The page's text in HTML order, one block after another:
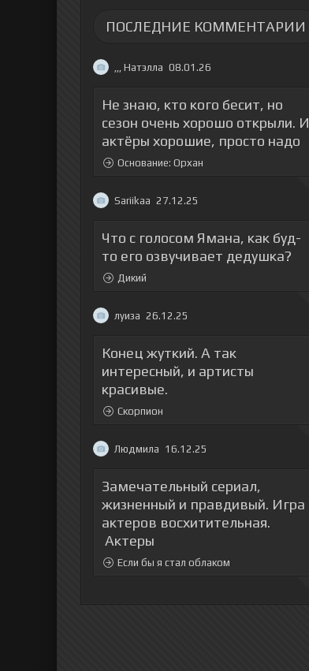
ПОСЛЕДНИЕ КОММЕНТАРИИ
,,, Натэлла 08.01.26
Не знаю, кто кого бесит, но
сезон очень хорошо открыли. И
актёры хорошие, просто надо
Основание: Орхан
Sariikaa 27.12.25
Что с голосом Ямана, как буд-
то его озвучивает дедушка?
Дикий
луиза 26.12.25
Конец жуткий. А так
интересный, и артисты
красивые.
Скорпион
Людмила 16.12.25
Замечательный сериал,
жизненный и правдивый. Игра
актеров восхитительная.
Актеры
Если бы я стал облаком